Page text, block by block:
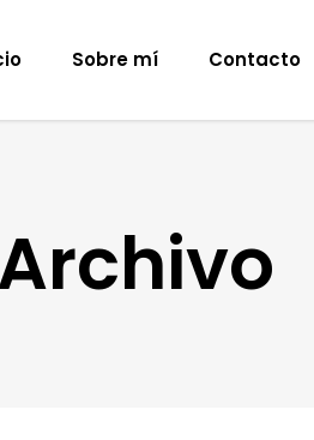
Sobre mí Contacto